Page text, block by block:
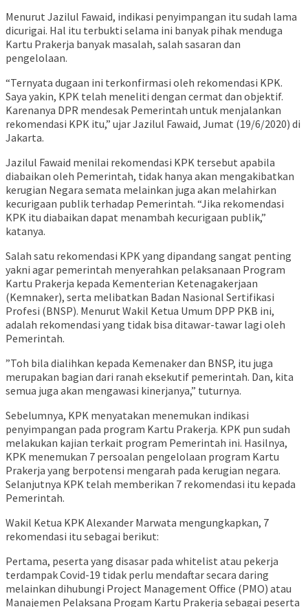
Menurut Jazilul Fawaid, indikasi penyimpangan itu sudah lama
dicurigai. Hal itu terbukti selama ini banyak pihak menduga
Kartu Prakerja banyak masalah, salah sasaran dan
pengelolaan.
“Ternyata dugaan ini terkonfirmasi oleh rekomendasi KPK.
Saya yakin, KPK telah meneliti dengan cermat dan objektif.
Karenanya DPR mendesak Pemerintah untuk menjalankan
rekomendasi KPK itu,” ujar Jazilul Fawaid, Jumat (19/6/2020) di
Jakarta.
Jazilul Fawaid menilai rekomendasi KPK tersebut apabila
diabaikan oleh Pemerintah, tidak hanya akan mengakibatkan
kerugian Negara semata melainkan juga akan melahirkan
kecurigaan publik terhadap Pemerintah. “Jika rekomendasi
KPK itu diabaikan dapat menambah kecurigaan publik,”
katanya.
Salah satu rekomendasi KPK yang dipandang sangat penting
yakni agar pemerintah menyerahkan pelaksanaan Program
Kartu Prakerja kepada Kementerian Ketenagakerjaan
(Kemnaker), serta melibatkan Badan Nasional Sertifikasi
Profesi (BNSP). Menurut Wakil Ketua Umum DPP PKB ini,
adalah rekomendasi yang tidak bisa ditawar-tawar lagi oleh
Pemerintah.
”Toh bila dialihkan kepada Kemenaker dan BNSP, itu juga
merupakan bagian dari ranah eksekutif pemerintah. Dan, kita
semua juga akan mengawasi kinerjanya,” tuturnya.
Sebelumnya, KPK menyatakan menemukan indikasi
penyimpangan pada program Kartu Prakerja. KPK pun sudah
melakukan kajian terkait program Pemerintah ini. Hasilnya,
KPK menemukan 7 persoalan pengelolaan program Kartu
Prakerja yang berpotensi mengarah pada kerugian negara.
Selanjutnya KPK telah memberikan 7 rekomendasi itu kepada
Pemerintah.
Wakil Ketua KPK Alexander Marwata mengungkapkan, 7
rekomendasi itu sebagai berikut:
Pertama, peserta yang disasar pada whitelist atau pekerja
terdampak Covid-19 tidak perlu mendaftar secara daring
melainkan dihubungi Project Management Office (PMO) atau
Manajemen Pelaksana Progam Kartu Prakerja sebagai peserta